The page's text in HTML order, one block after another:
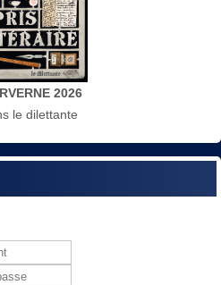
2026
le dilettante